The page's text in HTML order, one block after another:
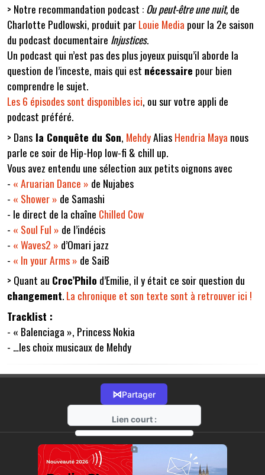
> Notre recommandation podcast :Ou peut-être une nuit,de
Charlotte Pudlowski, produit parLouie Media pour la 2e saison
du podcast documentaire Injustices.
Un podcast qui n’est pas des plus joyeux puisqu’il aborde la
question de l’inceste, mais qui est nécessaire pour bien
comprendre le sujet.
Les 6 épisodes sont disponibles ici, ou sur votre appli de
podcast préféré.
> Dans la Conquête du Son, MehdyAliasHendria Maya nous
parle ce soir de Hip-Hop low-fi & chill up.
Vous avez entendu une sélection aux petits oignons avec
- « Aruarian Dance » de Nujabes
- « Shower » de Samashi
- le direct de la chaîne Chilled Cow
- « Soul Ful » de l’indécis
- « Waves2 » d’Omari jazz
- « In your Arms » de SaiB
> Quant au Croc’Philo d’Emilie, il y était ce soir question du
changement.La chronique et son texte sont à retrouver ici !
Tracklist :
- « Balenciaga », Princess Nokia
- …les choix musicaux de Mehdy
⋈Partager
Lien court :
https://radio-g.fr?3652
⧉